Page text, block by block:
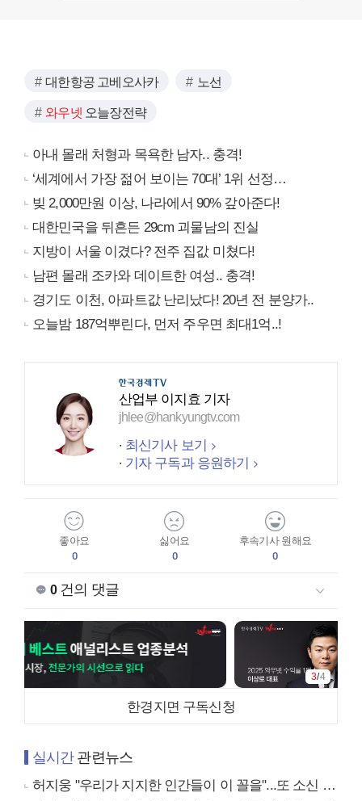
대한항공 고베오사카 노선
와우넷 오늘장전략
아내 몰래 처형과 목욕한 남자.. 충격!
‘세계에서 가장 젊어 보이는 70대’ 1위 선정…
빚 2,000만원 이상, 나라에서 90% 갚아준다!
대한민국을 뒤흔든 29cm 괴물남의 진실
지방이 서울 이겼다? 전주 집값 미쳤다!
남편 몰래 조카와 데이트한 여성.. 충격!
경기도 이천, 아파트값 난리났다! 20년 전 분양가..
오늘밤 187억뿌린다, 먼저 주우면 최대1억..!
산업부 이지효 기자
jhlee@hankyungtv.com
최신기사 보기
기자 구독과 응원하기
좋아요
0
싫어요
0
후속기사 원해요
0
0건의 댓글
3/4
한경지면 구독신청
실시간관련뉴스
허지웅 "우리가 지지한 인간들이 이 꼴을"...또 소신 발언